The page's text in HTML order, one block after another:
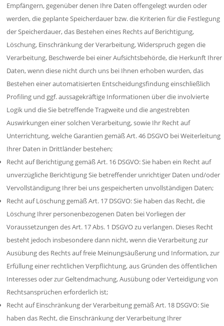
Empfängern, gegenüber denen Ihre Daten offengelegt wurden oder
werden, die geplante Speicherdauer bzw. die Kriterien für die Festlegung
der Speicherdauer, das Bestehen eines Rechts auf Berichtigung,
Löschung, Einschränkung der Verarbeitung, Widerspruch gegen die
Verarbeitung, Beschwerde bei einer Aufsichtsbehörde, die Herkunft Ihrer
Daten, wenn diese nicht durch uns bei Ihnen erhoben wurden, das
Bestehen einer automatisierten Entscheidungsfindung einschließlich
Profiling und ggf. aussagekräftige Informationen über die involvierte
Logik und die Sie betreffende Tragweite und die angestrebten
Auswirkungen einer solchen Verarbeitung, sowie Ihr Recht auf
Unterrichtung, welche Garantien gemäß Art. 46 DSGVO bei Weiterleitung
Ihrer Daten in Drittländer bestehen;
Recht auf Berichtigung gemäß Art. 16 DSGVO: Sie haben ein Recht auf
unverzügliche Berichtigung Sie betreffender unrichtiger Daten und/oder
Vervollständigung Ihrer bei uns gespeicherten unvollständigen Daten;
Recht auf Löschung gemäß Art. 17 DSGVO: Sie haben das Recht, die
Löschung Ihrer personenbezogenen Daten bei Vorliegen der
Voraussetzungen des Art. 17 Abs. 1 DSGVO zu verlangen. Dieses Recht
besteht jedoch insbesondere dann nicht, wenn die Verarbeitung zur
Ausübung des Rechts auf freie Meinungsäußerung und Information, zur
Erfüllung einer rechtlichen Verpflichtung, aus Gründen des öffentlichen
Interesses oder zur Geltendmachung, Ausübung oder Verteidigung von
Rechtsansprüchen erforderlich ist;
Recht auf Einschränkung der Verarbeitung gemäß Art. 18 DSGVO: Sie
haben das Recht, die Einschränkung der Verarbeitung Ihrer